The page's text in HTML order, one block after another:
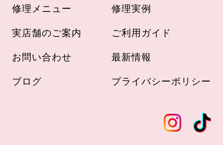
修理メニュー 修理実例
実店舗のご案内 ご利用ガイド
お問い合わせ 最新情報
ブログ プライバシーポリシー